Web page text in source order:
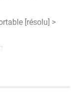
[résolu] >